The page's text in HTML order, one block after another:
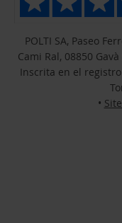
POLTI SA, Paseo
Cami Ral, 08850
Inscrita en el
•